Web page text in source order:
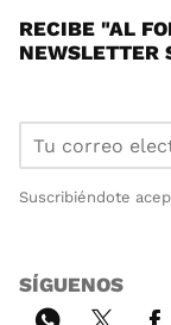
RECIBE "AL
NEWSLETTER
Suscribiéndote
SÍGUENOS